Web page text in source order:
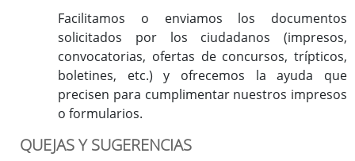
Facilitamos o enviamos los documentos
solicitados por los ciudadanos (impresos,
convocatorias, ofertas de concursos, trípticos,
boletines, etc.) y ofrecemos la ayuda que
precisen para cumplimentar nuestros impresos
o formularios.
QUEJAS Y SUGERENCIAS